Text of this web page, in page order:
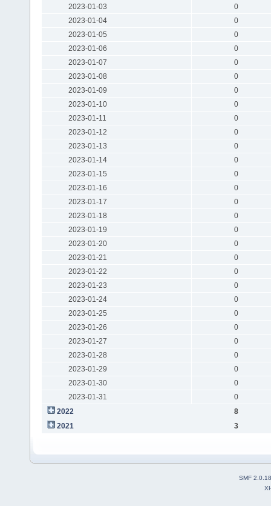
2023-01-03
0
2023-01-04
0
2023-01-05
0
2023-01-06
0
2023-01-07
0
2023-01-08
0
2023-01-09
0
2023-01-10
0
2023-01-11
0
2023-01-12
0
2023-01-13
0
2023-01-14
0
2023-01-15
0
2023-01-16
0
2023-01-17
0
2023-01-18
0
2023-01-19
0
2023-01-20
0
2023-01-21
0
2023-01-22
0
2023-01-23
0
2023-01-24
0
2023-01-25
0
2023-01-26
0
2023-01-27
0
2023-01-28
0
2023-01-29
0
2023-01-30
0
2023-01-31
0
2022
8
2021
3
SMF 2.0.18